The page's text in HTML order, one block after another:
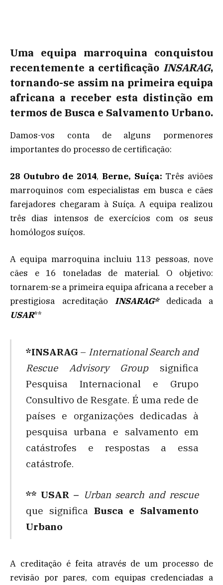
Uma equipa marroquina conquistou
recentemente a certificação INSARAG,
tornando-se assim na primeira equipa
africana a receber esta distinção em
termos de Busca e Salvamento Urbano.
Damos-vos conta de alguns pormenores
importantes do processo de certificação:
28 Outubro de 2014, Berne, Suíça: Três aviões
marroquinos com especialistas em busca e cães
farejadores chegaram à Suíça. A equipa realizou
três dias intensos de exercícios com os seus
homólogos suíços.
A equipa marroquina incluiu 113 pessoas, nove
cães e 16 toneladas de material. O objetivo:
tornarem-se a primeira equipa africana a receber a
prestigiosa acreditação INSARAG*dedicada a
USAR**
*INSARAG – International Search and
Rescue Advisory Groupsignifica
Pesquisa Internacional e Grupo
Consultivo de Resgate. É uma rede de
países e organizações dedicadas à
pesquisa urbana e salvamento em
catástrofes e respostas a essa
catástrofe.
** USAR – Urban search and rescue
que significa Busca e Salvamento
Urbano
A creditação é feita através de um processo de
revisão por pares, com equipas credenciadas a